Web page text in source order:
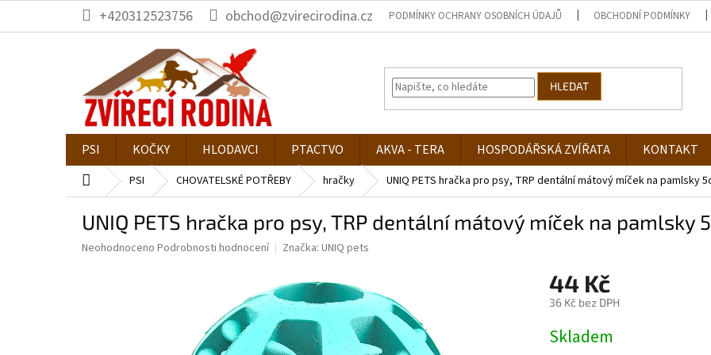
obsah
+420312523756 obchod@zvirecirodina.cz PODMÍNKY OCHRANY OSOBNÍCH ÚDAJŮ OBCHODNÍ PODMÍNKY
HLEDAT
PSI KOČKY HLODAVCI PTACTVO AKVA - TERA HOSPODÁŘSKÁ ZVÍŘATA KONTAKT
Domů PSI CHOVATELSKÉ POTŘEBY hračky UNIQ PETS hračka pro psy, TRP dentální mátový míček na pamlsky
UNIQ PETS hračka pro psy, TRP dentální mátový míček na pamlsky
Průměrné
Neohodnoceno Podrobnosti hodnocení Značka: UNIQ pets
44 Kč
36 Kč bez DPH
cena:
Skladem